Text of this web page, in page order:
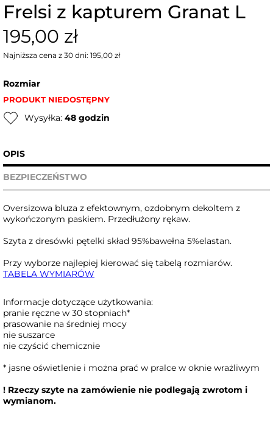
Frelsi z kapturem Granat L
195,00 zł
Najniższa cena z 30 dni: 195,00 zł
Rozmiar
PRODUKT NIEDOSTĘPNY
Wysyłka: 48 godzin
OPIS
BEZPIECZEŃSTWO
Oversizowa bluza z efektownym, ozdobnym dekoltem z
wykończonym paskiem. Przedłużony rękaw.
Szyta z dresówki pętelki skład 95%bawełna 5%elastan.
Przy wyborze najlepiej kierować się tabelą rozmiarów.
TABELA WYMIARÓW
Informacje dotyczące użytkowania:
pranie ręczne w 30 stopniach*
prasowanie na średniej mocy
nie suszarce
nie czyścić chemicznie
* jasne oświetlenie i można prać w pralce w oknie wrażliwym
! Rzeczy szyte na zamówienie nie podlegają zwrotom i
wymianom.